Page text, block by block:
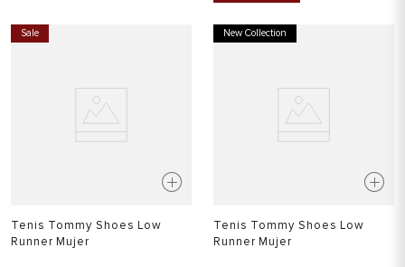
Sale
Tenis Tommy Shoes Low
Runner Mujer
New Collection
Tenis Tommy Shoes Low
Runner Mujer